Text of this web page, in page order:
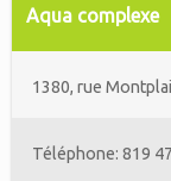
Aqua complexe
1380, rue
Téléphone: 819